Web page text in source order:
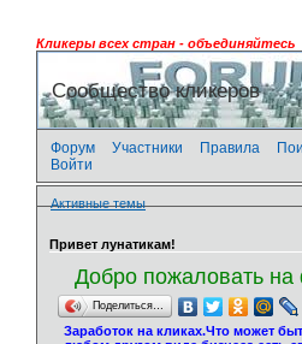
Кликеры всех стран - объединяйтесь
Сообщество кликеров
Форум Участники Правила
Войти
Активные темы
Привет лунатикам!
Добро пожаловать на
Поделиться…
Заработок на кликах.Что может